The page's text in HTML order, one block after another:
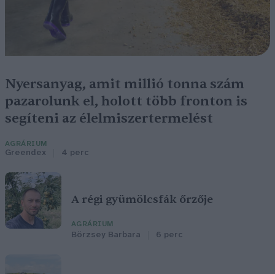
Nyersanyag, amit millió tonna szám
pazarolunk el, holott több fronton is
segíteni az élelmiszertermelést
AGRÁRIUM
Greendex 4 perc
A régi gyümölcsfák őrzője
AGRÁRIUM
Börzsey Barbara 6 perc